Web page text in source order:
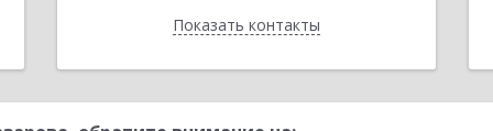
Показать контакты
Назад